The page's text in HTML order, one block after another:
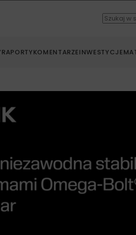
RAPORTYKOMENTARZEINWESTYCJE